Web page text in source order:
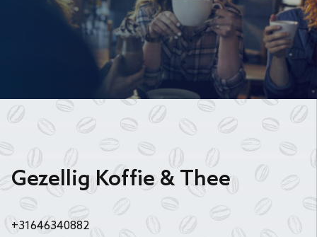
Gezellig Koffie & Thee
+31646340882